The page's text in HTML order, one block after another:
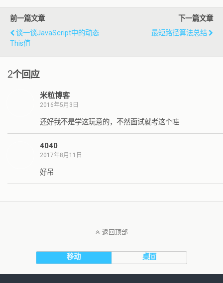
前一篇文章
谈一谈JavaScript中的动态
This值
下一篇文章
最短路径算法总结
2个回应
米粒博客
2016年5月3日
还好我不是学这玩意的，不然面试就考这个哇
4040
2017年8月11日
好吊
返回顶部
移动 桌面